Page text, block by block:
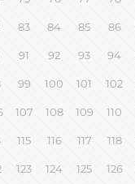
83 84 85 86
91 92 93 94
99 100 101 102
107 108 109 110
115 116 117 118
123 124 125 126